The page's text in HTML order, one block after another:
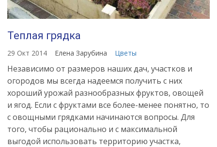
Теплая грядка
29 Окт 2014 Елена Зарубина Цветы
Независимо от размеров наших дач, участков и
огородов мы всегда надеемся получить с них
хороший урожай разнообразных фруктов, овощей
и ягод. Если с фруктами все более-менее понятно, то
с овощными грядками начинаются вопросы. Для
того, чтобы рационально и с максимальной
выгодой использовать территорию участка,